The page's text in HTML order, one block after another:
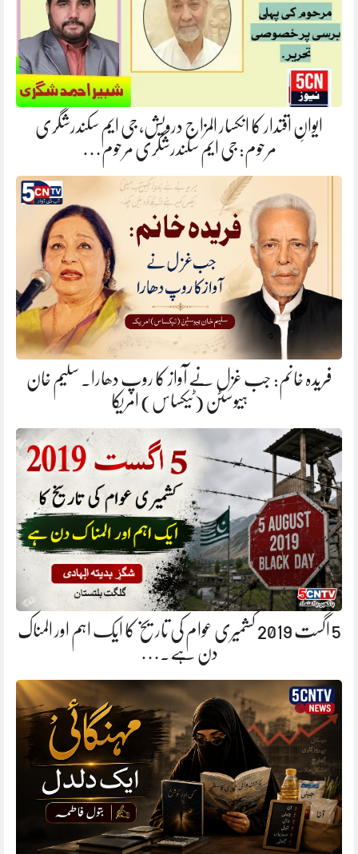
ایوانِ اقتدار کا انکسار المزاج درویش، جی ایم سکندرشگری
مرحوم: جی ایم سکندرشگری مرحوم…
فریدہ خانم: جب غزل نے آواز کا روپ دھارا. سلیم خان
ہیوسٹن (ٹیکساس) امریکا
5 اگست 2019 کشمیری عوام کی تاریخ کا ایک اہم اور المناک
دن ہے.…